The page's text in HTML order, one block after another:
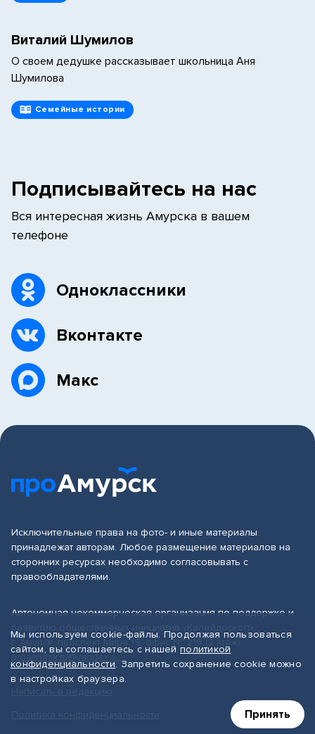
Виталий Шумилов
О своем дедушке рассказывает школьница Аня
Шумилова
Семейные истории
Подписывайтесь на нас
Вся интересная жизнь Амурска в вашем
телефоне
Одноклассники
Вконтакте
Макс
Исключительные права на фото- и иные материалы
принадлежат авторам. Любое размещение материалов на
сторонних ресурсах необходимо согласовывать с
правообладателями.
Автономная некоммерческая организация по поддержке и
г. Амурск, проспект Мира 19, офис № 219 (2 этаж)
proamursk.ru@yandex.ru
Мы используем cookie-файлы. Продолжая пользоваться
сайтом, вы соглашаетесь с нашей политикой
конфиденциальности. Запретить сохранение cookie можно
в настройках браузера.
Принять